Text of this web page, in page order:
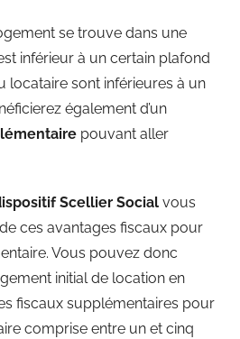
se trouve dans une
inférieur à un certain plafond
locataire sont inférieures à un
également d’un
pouvant aller
Scellier Social vous
ces avantages fiscaux pour
Vous pouvez donc
initial de location en
fiscaux supplémentaires pour
comprise entre un et cinq